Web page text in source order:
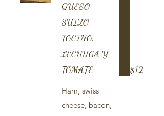
QUESO
SUIZO,
TOCINO,
LECHUGA Y
TOMATE
Ham, swiss
cheese, bacon,
$12